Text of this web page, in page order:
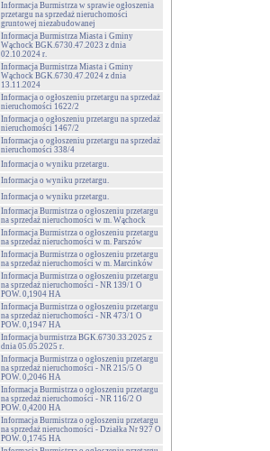
Informacja Burmistrza w sprawie ogłoszenia
przetargu na sprzedaż nieruchomości
gruntowej niezabudowanej
Informacja Burmistrza Miasta i Gminy
Wąchock BGK.6730.47.2023 z dnia
02.10.2024 r.
Informacja Burmistrza Miasta i Gminy
Wąchock BGK.6730.47.2024 z dnia
13.11.2024
Informacja o ogłoszeniu przetargu na sprzedaż
nieruchomości 1622/2
Informacja o ogłoszeniu przetargu na sprzedaż
nieruchomości 1467/2
Informacja o ogłoszeniu przetargu na sprzedaż
nieruchomości 338/4
Informacja o wyniku przetargu.
Informacja o wyniku przetargu.
Informacja o wyniku przetargu.
Informacja Burmistrza o ogłoszeniu przetargu
na sprzedaż nieruchomości w m. Wąchock
Informacja Burmistrza o ogłoszeniu przetargu
na sprzedaż nieruchomości w m. Parszów
Informacja Burmistrza o ogłoszeniu przetargu
na sprzedaż nieruchomości w m. Marcinków
Informacja Burmistrza o ogłoszeniu przetargu
na sprzedaż nieruchomości - NR 139/1 O
POW. 0,1904 HA
Informacja Burmistrza o ogłoszeniu przetargu
na sprzedaż nieruchomości - NR 473/1 O
POW. 0,1947 HA
Informacja burmistrza BGK.6730.33.2025 z
dnia 05.05.2025 r.
Informacja Burmistrza o ogłoszeniu przetargu
na sprzedaż nieruchomości - NR 215/5 O
POW. 0,2046 HA
Informacja Burmistrza o ogłoszeniu przetargu
na sprzedaż nieruchomości - NR 116/2 O
POW. 0,4200 HA
Informacja Burmistrza o ogłoszeniu przetargu
na sprzedaż nieruchomości - Działka Nr 927 O
POW. 0,1745 HA